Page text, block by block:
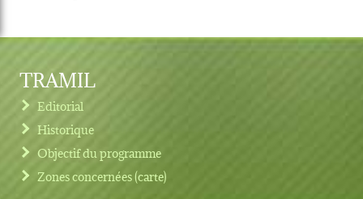
TRAMIL
Editorial
Historique
Objectif du programme
Zones concernées (carte)